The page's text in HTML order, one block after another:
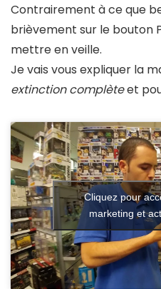
Contrairement à ce que
brièvement sur le bouton
mettre en veille.
Je vais vous expliquer la
extinction complèteet
Cliquez pour
marketing et